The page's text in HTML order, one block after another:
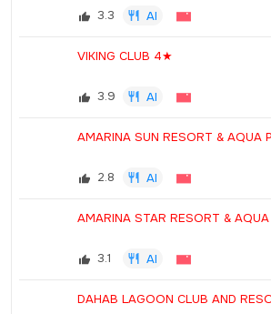
3.3 AI
VIKING CLUB 4★
3.9 AI
AMARINA SUN RESORT & AQUA
2.8 AI
AMARINA STAR RESORT &
3.1 AI
DAHAB LAGOON CLUB AND